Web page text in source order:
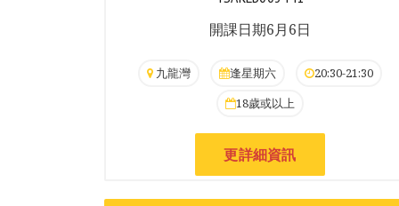
開課日期6月6日
九龍灣 逢星期六
20:30-21:30
18歲或以上
更詳細資訊